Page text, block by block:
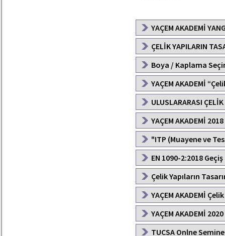
YAÇEM AKADEMİ
ÇELİK YAPILARIN
Boya / Kaplama
YAÇEM AKADEMİ
ULUSLARARASI
YAÇEM AKADEMİ
"ITP (Muayene ve
EN 1090-2:2018
Çelik Yapıların
YAÇEM AKADEMİ
YAÇEM AKADEMİ
TUCSA Onlne